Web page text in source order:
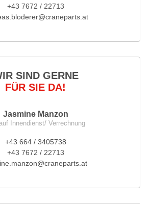
+43 7672 / 22713
SIND GERNE
FÜR SIE DA!
Jasmine Manzon
Innendienst/ Verrechnung
+43 664 / 3405738
+43 7672 / 22713